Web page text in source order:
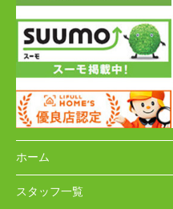
ホーム
スタッフ一覧